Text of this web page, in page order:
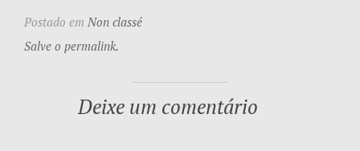
Postado em Non classé
Salve o permalink.
Deixe um comentário